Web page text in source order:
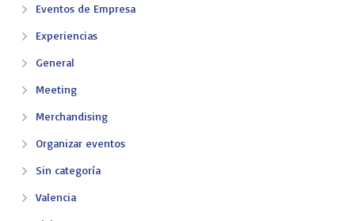
Eventos de Empresa
Experiencias
General
Meeting
Merchandising
Organizar eventos
Sin categoría
Valencia